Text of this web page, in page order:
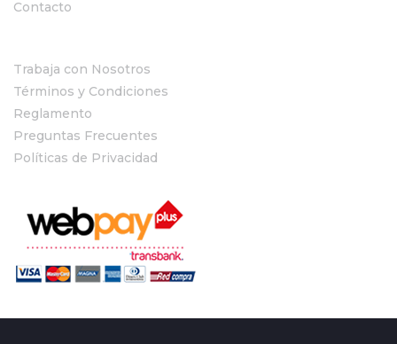
Contacto
Trabaja con Nosotros
Términos y Condiciones
Reglamento
Preguntas Frecuentes
Políticas de Privacidad